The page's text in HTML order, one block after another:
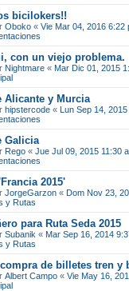
bicilokers!!
Oboko « Vie Mar 04, 2016 6:22
con un viejo problema.
Nightmare « Mar Dic 01, 2015
Alicante y Murcia
hipstercode « Lun Sep 14,
Galicia
Rego « Jue Jul 09, 2015 11:30
2015'
JorgeGarzon « Dom Nov 23,
y Rutas
para Ruta Seda 2015
Subanik « Mar Sep 16, 2014
y Rutas
de billetes tren y
Albert Campo « Vie May 16,